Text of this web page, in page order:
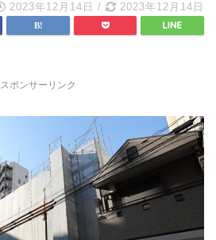
2023年12月14日 / 2023年12月14日
スポンサーリンク